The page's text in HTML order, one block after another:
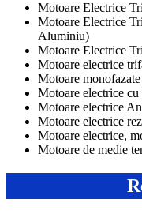
Motoare Electrice
Motoare Electrice
Aluminiu)
Motoare Electrice
Motoare electrice
Motoare monofazate
Motoare electrice cu
Motoare electrice
Motoare electrice
Motoare electrice,
Motoare de medie